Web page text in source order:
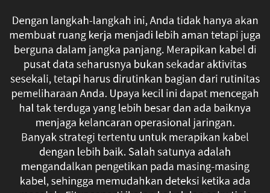
Dengan langkah-langkah ini, Anda tidak hanya akan
membuat ruang kerja menjadi lebih aman tetapi juga
berguna dalam jangka panjang. Merapikan kabel di
pusat data seharusnya bukan sekadar aktivitas
sesekali, tetapi harus dirutinkan bagian dari rutinitas
pemeliharaan Anda. Upaya kecil ini dapat mencegah
hal tak terduga yang lebih besar dan ada baiknya
menjaga kelancaran operasional jaringan.
Banyak strategi tertentu untuk merapikan kabel
dengan lebih baik. Salah satunya adalah
mengandalkan pengetikan pada masing-masing
kabel, sehingga memudahkan deteksi ketika ada
akan
membuat
ruang
kerja
menjadi
lebih
aman